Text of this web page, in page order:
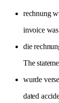
rechnung
invoice
die
The
wurde
dated